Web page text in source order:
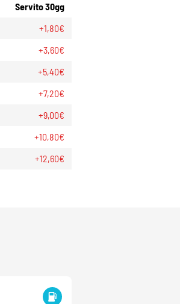
Servito 30gg
+1,80€
+3,60€
+5,40€
+7,20€
+9,00€
+10,80€
+12,60€